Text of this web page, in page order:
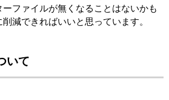
ファイルが無くなることはないかも
減できればいいと思っています。
いて